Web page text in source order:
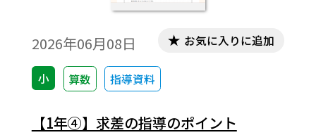
2026年06月08日
小 算数 指導資料
お気に入りに追加
【1年④】求差の指導のポイント